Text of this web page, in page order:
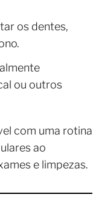
os dentes,
ou outros
com uma rotina
ao
e limpezas.